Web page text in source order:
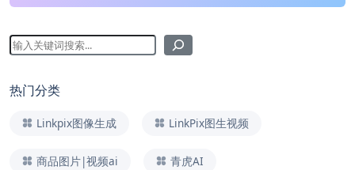
热门分类
Linkpix图像生成 LinkPix图生视频
商品图片|视频ai 青虎AI